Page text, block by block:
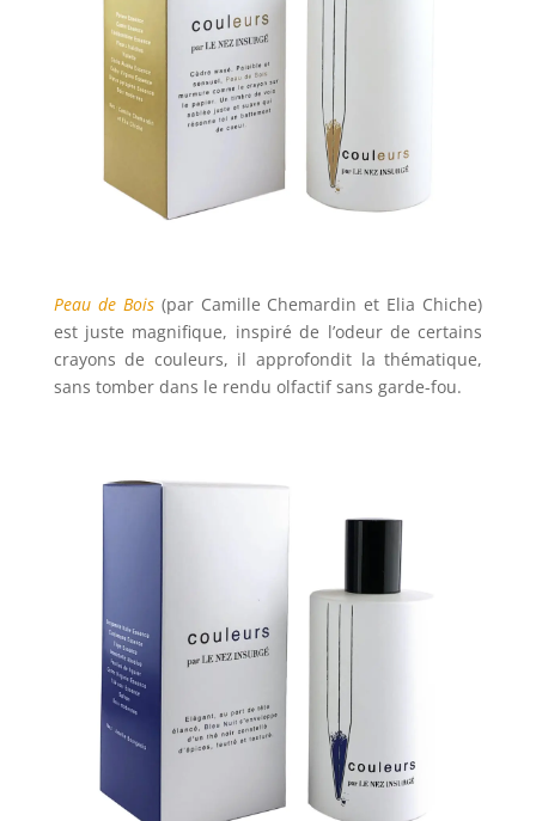
Peau de Bois(par Camille Chemardin et Elia Chiche)
est juste magnifique, inspiré de l’odeur de certains
crayons de couleurs, il approfondit la thématique,
sans tomber dans le rendu olfactif sans garde-fou.